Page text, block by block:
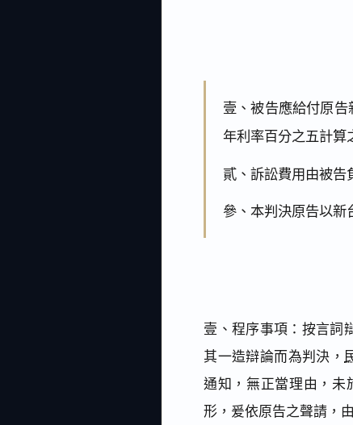
壹、被告應給付原
年利率百分之五計算
貳、訴訟費用由被告
參、本判決原告以新
壹、程序事項：按言詞
其一造辯論而為判決，
通知，無正當理由，未
形，爰依原告之聲請，